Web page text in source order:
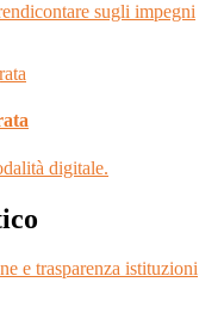
sugli impegni
digitale.